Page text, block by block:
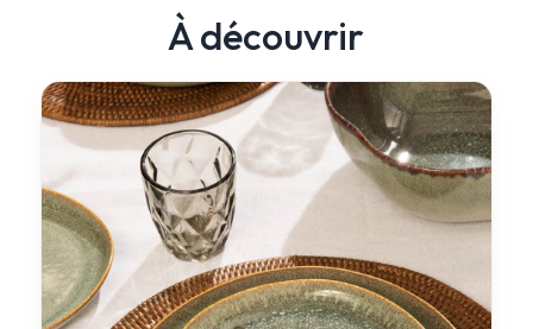
À découvrir